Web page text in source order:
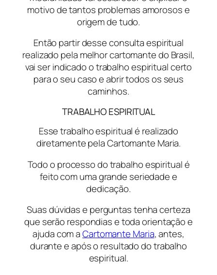
motivo de tantos problemas amorosos e
origem de tudo.
Então partir desse consulta espiritual
realizado pela melhor cartomante do Brasil,
vai ser indicado o trabalho espiritual certo
para o seu caso e abrir todos os seus
caminhos.
TRABALHO ESPIRITUAL
Esse trabalho espiritual é realizado
diretamente pela Cartomante Maria.
Todo o processo do trabalho espiritual é
feito com uma grande seriedade e
dedicação.
Suas dúvidas e perguntas tenha certeza
que serão respondias e toda orientação e
ajuda com aCartomante Maria, antes,
durante e após o resultado do trabalho
espiritual.